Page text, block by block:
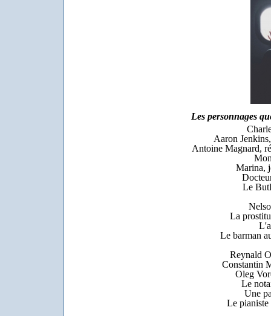
Les personnages
Aaron
Antoine Magnard,
Marina,
Le
La
Le barman
Reynald
Constantin
Oleg
Le
Une
Le pianiste